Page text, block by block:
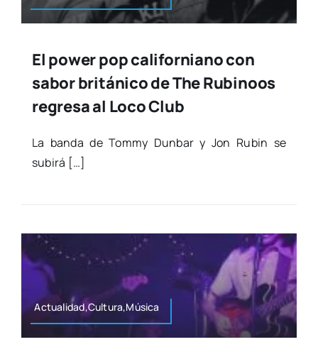
El power pop californiano con
sabor británico de The Rubinoos
regresa al Loco Club
La ban­da de Tommy Dun­bar y Jon Rubin se
subirá […]
Actualidad,Cultura,Música